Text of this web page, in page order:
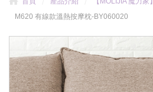
M620 有線款溫熱按摩枕-BY060020